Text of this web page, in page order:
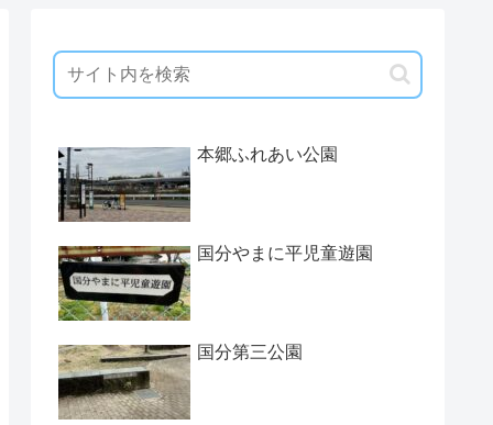
本郷ふれあい公園
国分やまに平児童遊園
国分第三公園